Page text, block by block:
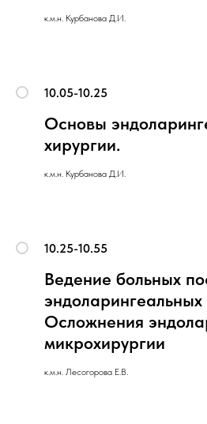
к.м.н. Курбанова Д.И.
10.05-10.25
Основы
хирургии.
к.м.н. Курбанова Д.И.
10.25-10.55
Ведение больных
Осложнения
микрохирургии
к.м.н. Лесогорова Е.В.